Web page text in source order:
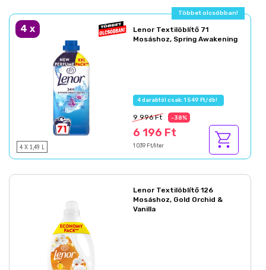
Többet olcsóbban!
4 x
4 X 1,49 L
Lenor Textilöblítő 71
Mosáshoz, Spring Awakening
4 darabtól csak: 1 549 Ft/db!
9 996 Ft -38%
6 196 Ft
1 039 Ft/liter
Lenor Textilöblítő 126
Mosáshoz, Gold Orchid &
Vanilla